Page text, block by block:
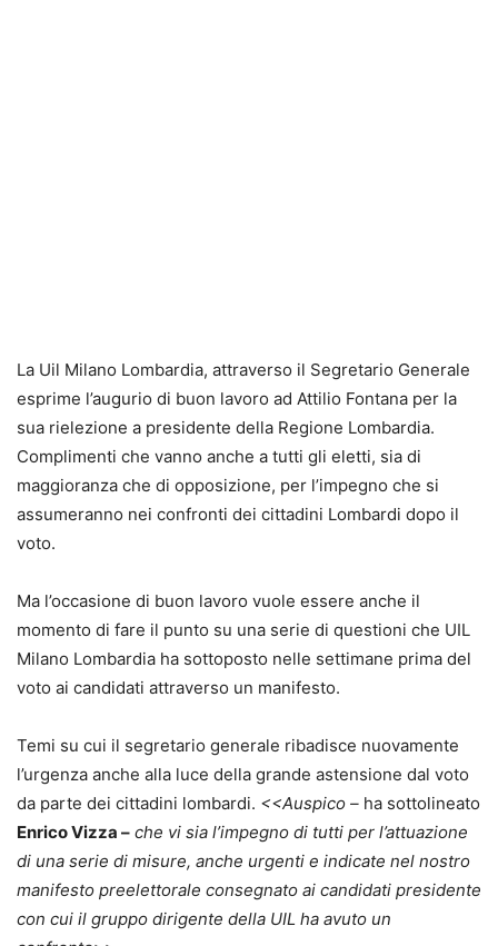
La Uil Milano Lombardia, attraverso il Segretario Generale
esprime l’augurio di buon lavoro ad Attilio Fontana per la
sua rielezione a presidente della Regione Lombardia.
Complimenti che vanno anche a tutti gli eletti, sia di
maggioranza che di opposizione, per l’impegno che si
assumeranno nei confronti dei cittadini Lombardi dopo il
voto.
Ma l’occasione di buon lavoro vuole essere anche il
momento di fare il punto su una serie di questioni che UIL
Milano Lombardia ha sottoposto nelle settimane prima del
voto ai candidati attraverso un manifesto.
Temi su cui il segretario generale ribadisce nuovamente
l’urgenza anche alla luce della grande astensione dal voto
da parte dei cittadini lombardi. <<Auspico – ha sottolineato
Enrico Vizza – che vi sia l’impegno di tutti per l’attuazione
di una serie di misure, anche urgenti e indicate nel nostro
manifesto preelettorale consegnato ai candidati presidente
con cui il gruppo dirigente della UIL ha avuto un